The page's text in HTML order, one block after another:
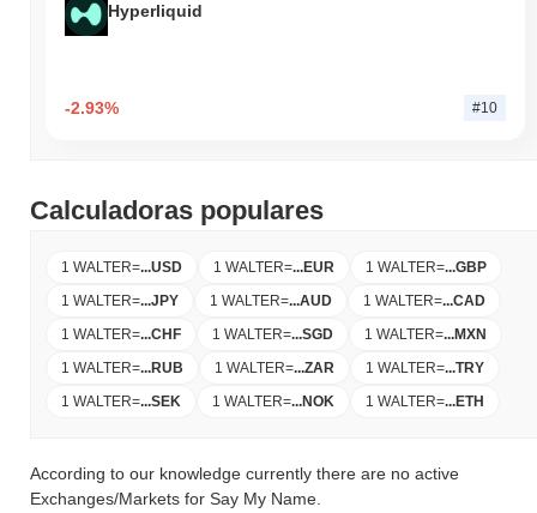
Hyperliquid
-2.93% #10
Calculadoras populares
1 WALTER=...USD 1 WALTER=...EUR 1 WALTER=...GBP
1 WALTER=...JPY 1 WALTER=...AUD 1 WALTER=...CAD
1 WALTER=...CHF 1 WALTER=...SGD 1 WALTER=...MXN
1 WALTER=...RUB 1 WALTER=...ZAR 1 WALTER=...TRY
1 WALTER=...SEK 1 WALTER=...NOK 1 WALTER=...ETH
According to our knowledge currently there are no active
Exchanges/Markets for Say My Name.